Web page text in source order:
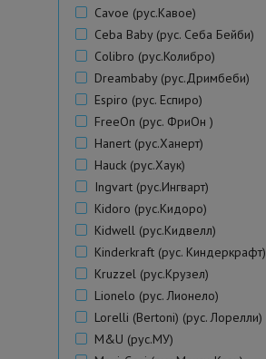
Cavoe (рус.Кавое)
Ceba Baby (рус. Себа Бейби)
Colibro (рус.Колибро)
Dreambaby (рус.Дримбеби)
Espiro (рус. Еспиро)
FreeOn (рус. ФриОн )
Hanert (рус.Ханерт)
Hauck (рус.Хаук)
Ingvart (рус.Ингварт)
Kidoro (рус.Кидоро)
Kidwell (рус.Кидвелл)
Kinderkraft (рус. Киндеркрафт)
Kruzzel (рус.Крузел)
Lionelo (рус. Лионело)
Lorelli (Bertoni) (рус. Лорелли)
M&U (рус.МУ)